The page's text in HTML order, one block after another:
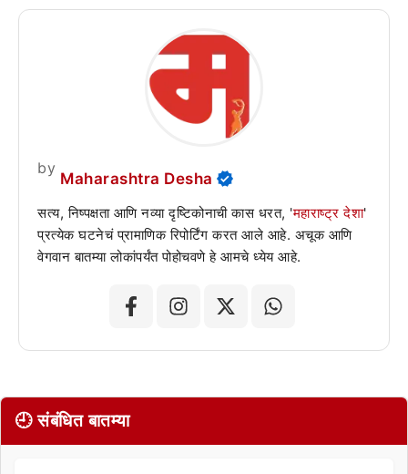
by
Maharashtra Desha
सत्य, निष्पक्षता आणि नव्या दृष्टिकोनाची कास धरत, 'महाराष्ट्र देशा'
प्रत्येक घटनेचं प्रामाणिक रिपोर्टिंग करत आले आहे. अचूक आणि
वेगवान बातम्या लोकांपर्यंत पोहोचवणे हे आमचे ध्येय आहे.
🕘 संबंधित बातम्या